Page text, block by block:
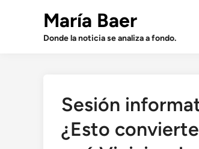
María Baer
Donde la noticia se analiza a fondo.
Sesión
¿Esto